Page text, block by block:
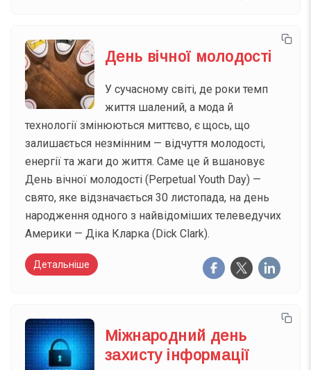
День вічної молодості
У сучасному світі, де роки темп
життя шалений, а мода й
технології змінюються миттєво, є щось, що
залишається незмінним — відчуття молодості,
енергії та жаги до життя. Саме це й вшановує
День вічної молодості (Perpetual Youth Day) —
свято, яке відзначається 30 листопада, на день
народження одного з найвідоміших телеведучих
Америки — Діка Кларка (Dick Clark).
Детальніше
Міжнародний день
захисту інформації